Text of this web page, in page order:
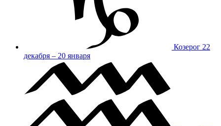
Козерог 22
декабря – 20 января